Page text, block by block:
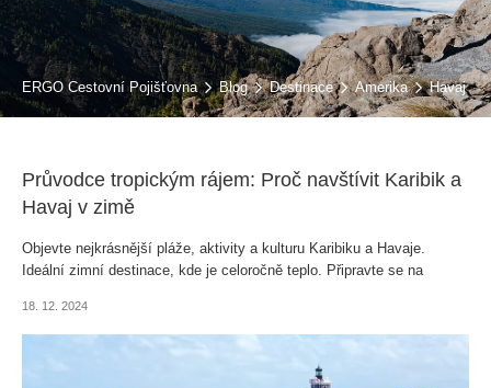
ERGO Cestovní Pojišťovna Blog Destinace Amerika Havaj
Průvodce tropickým rájem: Proč navštívit Karibik a
Havaj v zimě
Objevte nejkrásnější pláže, aktivity a kulturu Karibiku a Havaje.
Ideální zimní destinace, kde je celoročně teplo. Připravte se na
18. 12. 2024